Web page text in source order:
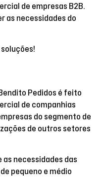
de empresas B2B.
as necessidades do
Pedidos é feito
de companhias
do segmento de
de outros setores
necessidades das
pequeno e médio